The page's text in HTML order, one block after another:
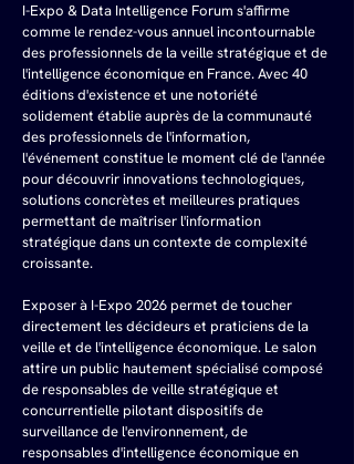
I-Expo & Data Intelligence Forum s'affirme
comme le rendez-vous annuel incontournable
des professionnels de la veille stratégique et de
l'intelligence économique en France. Avec 40
éditions d'existence et une notoriété
solidement établie auprès de la communauté
des professionnels de l'information,
l'événement constitue le moment clé de l'année
pour découvrir innovations technologiques,
solutions concrètes et meilleures pratiques
permettant de maîtriser l'information
stratégique dans un contexte de complexité
croissante.
Exposer à I-Expo 2026 permet de toucher
directement les décideurs et praticiens de la
veille et de l'intelligence économique. Le salon
attire un public hautement spécialisé composé
de responsables de veille stratégique et
concurrentielle pilotant dispositifs de
surveillance de l'environnement, de
responsables d'intelligence économique en